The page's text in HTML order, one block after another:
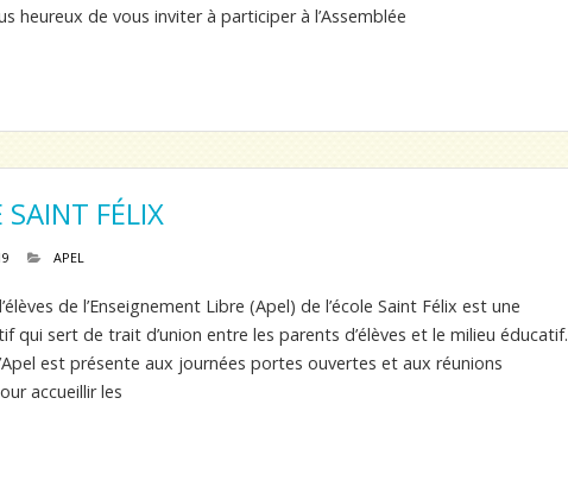
heureux de vous inviter à participer à l’Assemblée
SAINT FÉLIX
APEL
de l’Enseignement Libre (Apel) de l’école Saint Félix est une
qui sert de trait d’union entre les parents d’élèves et le milieu éducatif.
est présente aux journées portes ouvertes et aux réunions
accueillir les